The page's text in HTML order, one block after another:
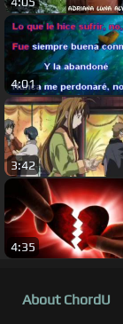
4:01
3:42
4:35
About ChordU